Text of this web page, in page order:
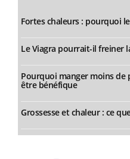
Fortes chaleurs : pourquoi
Le Viagra pourrait-il freiner
Pourquoi manger moins
être bénéfique
Grossesse et chaleur : ce